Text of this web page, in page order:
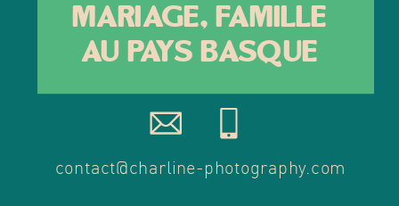
contact@charline-photography.com
mariage, Famille
au pays basque